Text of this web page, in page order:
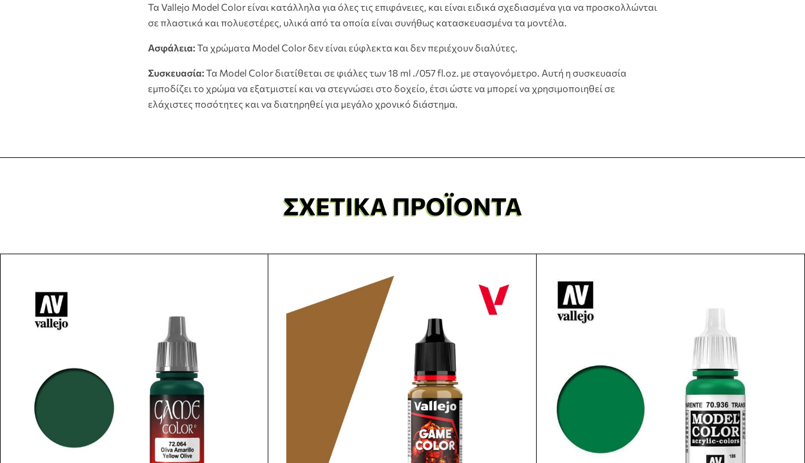
Τα Vallejo Model Color είναι κατάλληλα για όλες τις επιφάνειες, και είναι ειδικά σχεδιασμένα για να προσκολλώνται
σε πλαστικά και πολυεστέρες, υλικά από τα οποία είναι συνήθως κατασκευασμένα τα μοντέλα.
Ασφάλεια:Τα χρώματα Model Color δεν είναι εύφλεκτα και δεν περιέχουν διαλύτες.
Συσκευασία:Τα Model Color διατίθεται σε φιάλες των 18 ml ./057 fl.oz. με σταγονόμετρο. Αυτή η συσκευασία
εμποδίζει το χρώμα να εξατμιστεί και να στεγνώσει στο δοχείο, έτσι ώστε να μπορεί να χρησιμοποιηθεί σε
ελάχιστες ποσότητες και να διατηρηθεί για μεγάλο χρονικό διάστημα.
ΣΧΕΤΙΚΆ ΠΡΟΪΌΝΤΑ